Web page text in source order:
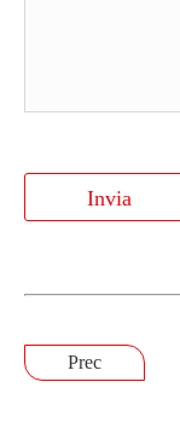
Invia
Prec